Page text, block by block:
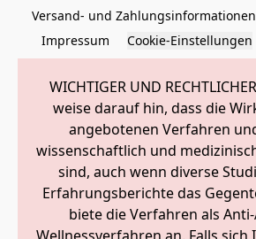
Versand- und Zahlungsinformationen
Impressum
Cookie-Einstellungen